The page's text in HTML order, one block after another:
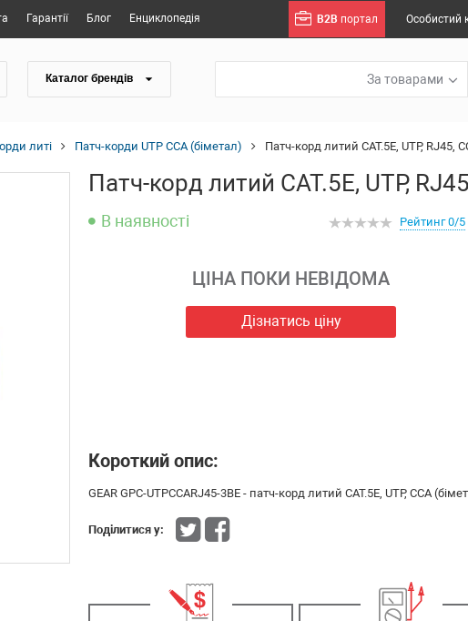
Гарантії Блог Енциклопедія B2B портал Особистий
Каталог брендів За товарами
литі Патч-корди UTP CCA (біметал) Патч-корд литий САТ.5E, UTP, RJ45,
Патч-корд литий САТ.5E, UTP,
В наявності Рейтинг 0/5
ЦІНА ПОКИ НЕВІДОМА
Дізнатись ціну
Короткий опис:
GEAR GPC-UTPCCARJ45-3BE - патч-корд литий САТ.5E, UTP, CCA
Поділитися у: